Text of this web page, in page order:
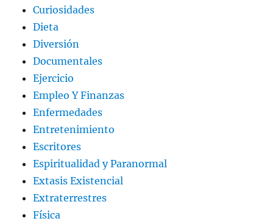
Curiosidades
Dieta
Diversión
Documentales
Ejercicio
Empleo Y Finanzas
Enfermedades
Entretenimiento
Escritores
Espiritualidad y Paranormal
Extasis Existencial
Extraterrestres
Física